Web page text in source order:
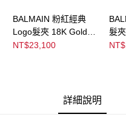
權轉讓予恩沛科技股份有限公司。
２．關於個人資料處理事宜，請
https://aftee.tw/terms/#terms3
３．未成年的使用者請事先徵得
時審查核予不同之上限額度；若
請求用戶進行身份認證。
５．嚴禁一人註冊多個帳號或使
BALMAIN 粉紅經典
Logo髮夾 18K Gold
Plated Leather
NT$23,100
髮
詳細說明